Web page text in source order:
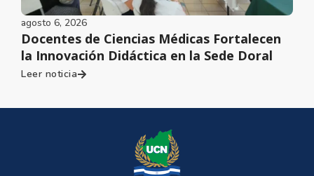
agosto 6, 2026
Docentes de Ciencias Médicas Fortalecen
la Innovación Didáctica en la Sede Doral
Leer noticia